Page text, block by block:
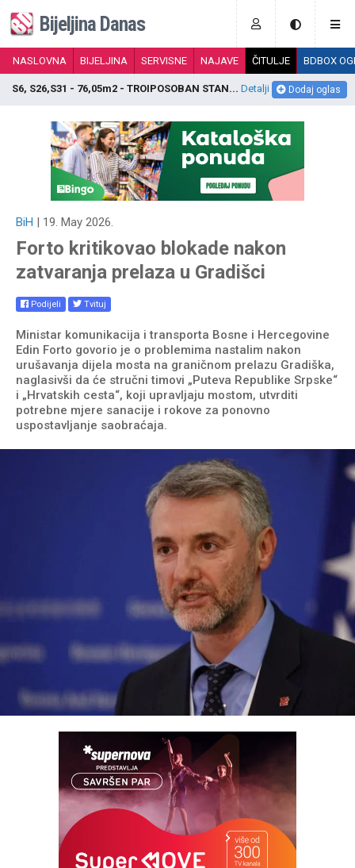
Bijeljina Danas
NASLOVNA BIJELJINA SERVISNE NAJAVE ČITULJE BDBOX
Dodaj oglas
S6, S26,S31 - 76,05m2 - TROIPOSOBAN STAN... Detalji
BiH | 19. May 2026.
Forto kritikovao blokade nakon
zatvaranja prelaza u Gradišci
Podijeli Tvituj
Ministar komunikacija i transporta Bosne i Hercegovine
Edin Forto govorio je o problemima nastalim nakon
urušavanja dijela mosta na graničnom prelazu Gradiška,
naglasivši da će stručni timovi „Puteva Republike Srpske“
i „Hrvatskih cesta“, koji upravljaju mostom, utvrditi
potrebne mjere sanacije i rokove za ponovno
uspostavljanje saobraćaja.